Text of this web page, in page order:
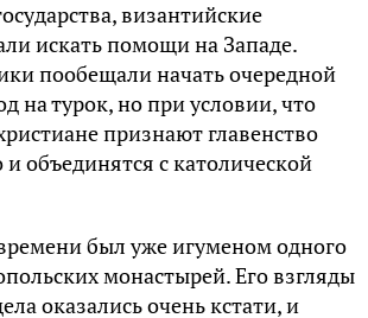
византийские
искать помощи на Западе.
пообещали начать очередной
на турок, но при условии, что
признают главенство
объединятся с католической
был уже игуменом одного
монастырей. Его взгляды
оказались очень кстати, и